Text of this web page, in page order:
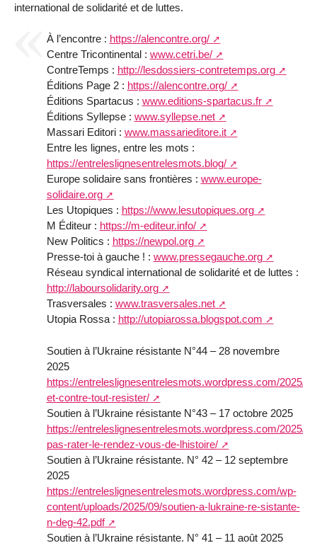
international de solidarité et de luttes.
À l’encontre : https://alencontre.org/
Centre Tricontinental : www.cetri.be/
ContreTemps : http://lesdossiers-contretemps.org
Éditions Page 2 : https://alencontre.org/
Éditions Spartacus : www.editions-spartacus.fr
Éditions Syllepse : www.syllepse.net
Massari Editori : www.massarieditore.it
Entre les lignes, entre les mots :
https://entreleslignesentrelesmots.blog/
Europe solidaire sans frontières : www.europe-
solidaire.org
Les Utopiques : https://www.lesutopiques.org
M Éditeur : https://m-editeur.info/
New Politics : https://newpol.org
Presse-toi à gauche ! : www.pressegauche.org
Réseau syndical international de solidarité et de luttes :
http://laboursolidarity.org
Trasversales : www.trasversales.net
Utopia Rossa : http://utopiarossa.blogspot.com
Soutien à l’Ukraine résistante N°44 – 28 novembre
2025
https://entreleslignesentrelesmots.wordpress.com/2025/
et-contre-tout-resister/
Soutien à l’Ukraine résistante N°43 – 17 octobre 2025
https://entreleslignesentrelesmots.wordpress.com/2025/
pas-rater-le-rendez-vous-de-lhistoire/
Soutien à l’Ukraine résistante. N° 42 – 12 septembre
2025
https://entreleslignesentrelesmots.wordpress.com/wp-
content/uploads/2025/09/soutien-a-lukraine-re-sistante-
n-deg-42.pdf
Soutien à l’Ukraine résistante. N° 41 – 11 août 2025